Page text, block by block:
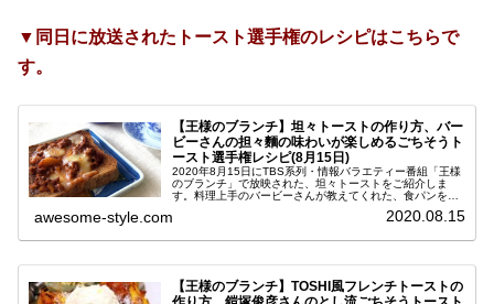
▼同日に放送されたトースト選手権のレシピはこちらで
す。
【王様のブランチ】坦々トーストの作り方、バー
ビーさんの担々麵の味わいが楽しめるごちそうト
ースト選手権レシピ(8月15日)
2020年8月15日にTBS系列・情報バラエティー番組「王様
のブランチ」で放映された、坦々トーストをご紹介しま
す。料理上手のバービーさんが教えてくれた、食パンを使
awesome-style.com 2020.08.15
【王様のブランチ】TOSHI風フレンチトーストの